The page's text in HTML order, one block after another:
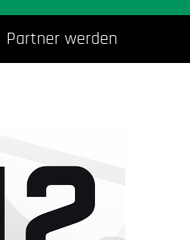
Partner werden